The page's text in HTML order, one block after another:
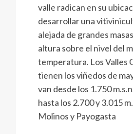
valle radican en su
desarrollar una
alejada de grandes
altura sobre el nivel del
temperatura. Los Valles
tienen los viñedos de
van desde los 1.750
hasta los 2.700 y 3.015
Molinos y Payogasta